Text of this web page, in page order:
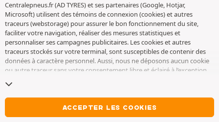
Centralepneus.fr (AD TYRES) et ses partenaires (Google, Hotjar,
Microsoft) utilisent des témoins de connexion (cookies) et autres
traceurs (webstorage) pour assurer le bon fonctionnement du site,
faciliter votre navigation, réaliser des mesures statistiques et
personnaliser ses campagnes publicitaires. Les cookies et autres
traceurs stockés sur votre terminal, sont susceptibles de contenir des
données à caractère personnel. Aussi, nous ne déposons aucun cookie
ou autre traceur sans votre consentement libre et éclairé à l’exception
conservons votre choix pendant 6 mois. Vous pouvez retirer votre
consentement à tout moment en vous rendant sur lapage cookies et
. Vous pouvez choisir de continuer à naviguer sans
accepter le dépôt de cookies ou autres traceurs. Le refus ne fait pas
ACCEPTER LES COOKIES